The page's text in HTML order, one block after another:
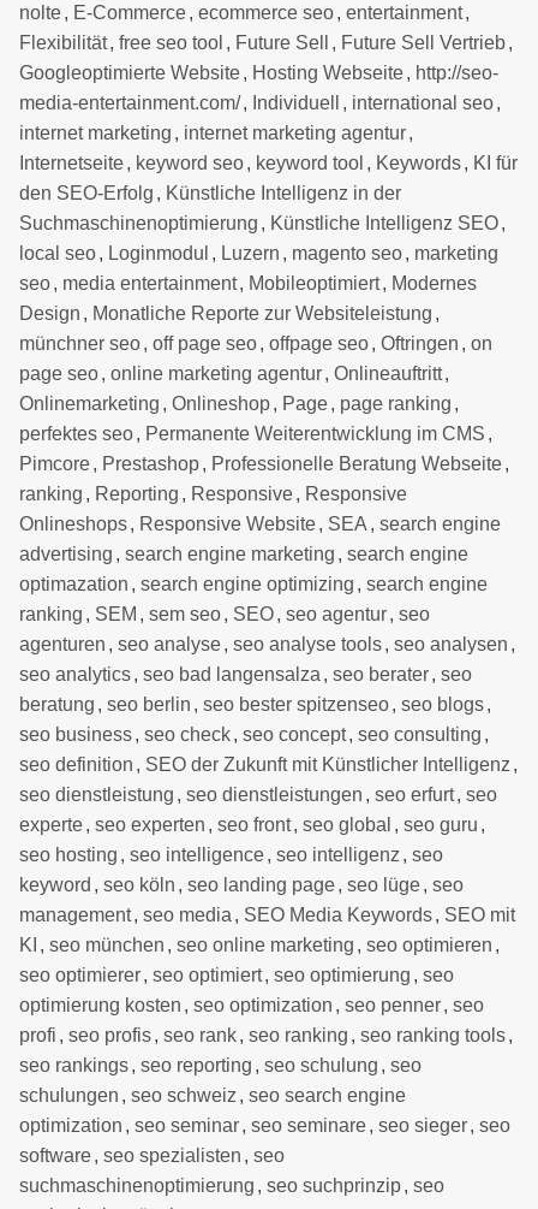
nolte, E-Commerce, ecommerce seo, entertainment,
Flexibilität, free seo tool , Future Sell , Future Sell Vertrieb,
Googleoptimierte Website, Hosting Webseite, http://seo-
media-entertainment.com/, Individuell , international seo,
internet marketing , internet marketing agentur,
Internetseite, keyword seo, keyword tool , Keywords, KI für
den SEO-Erfolg , Künstliche Intelligenz in der
Suchmaschinenoptimierung , Künstliche Intelligenz SEO,
local seo, Loginmodul , Luzern , magento seo, marketing
seo, media entertainment, Mobileoptimiert, Modernes
Design , Monatliche Reporte zur Websiteleistung ,
münchner seo, off page seo, offpage seo, Oftringen , on
page seo, online marketing agentur, Onlineauftritt,
Onlinemarketing , Onlineshop, Page, page ranking ,
perfektes seo, Permanente Weiterentwicklung im CMS ,
Pimcore, Prestashop, Professionelle Beratung Webseite,
ranking , Reporting , Responsive, Responsive
Onlineshops, Responsive Website, SEA , search engine
advertising , search engine marketing , search engine
optimazation , search engine optimizing , search engine
ranking , SEM , sem seo, SEO, seo agentur, seo
agenturen , seo analyse, seo analyse tools, seo analysen ,
seo analytics, seo bad langensalza , seo berater, seo
beratung , seo berlin , seo bester spitzenseo, seo blogs,
seo business, seo check, seo concept, seo consulting ,
seo definition , SEO der Zukunft mit Künstlicher Intelligenz ,
seo dienstleistung , seo dienstleistungen , seo erfurt, seo
experte, seo experten , seo front, seo global , seo guru ,
seo hosting , seo intelligence, seo intelligenz , seo
keyword , seo köln , seo landing page, seo lüge, seo
management, seo media , SEO Media Keywords, SEO mit
KI , seo münchen , seo online marketing , seo optimieren ,
seo optimierer, seo optimiert, seo optimierung , seo
optimierung kosten , seo optimization , seo penner, seo
profi , seo profis, seo rank, seo ranking , seo ranking tools,
seo rankings, seo reporting , seo schulung , seo
schulungen , seo schweiz , seo search engine
optimization , seo seminar, seo seminare, seo sieger, seo
software, seo spezialisten , seo
suchmaschinenoptimierung , seo suchprinzip, seo